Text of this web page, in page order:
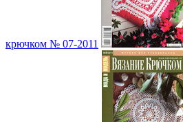
крючком № 07-2011